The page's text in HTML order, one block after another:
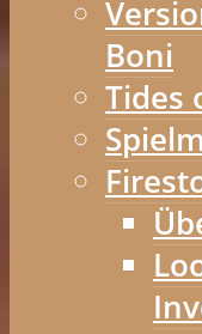
Boni
Tides